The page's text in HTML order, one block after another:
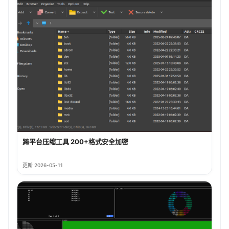
跨平台压缩工具 200+格式安全加密
更新 2026-05-11